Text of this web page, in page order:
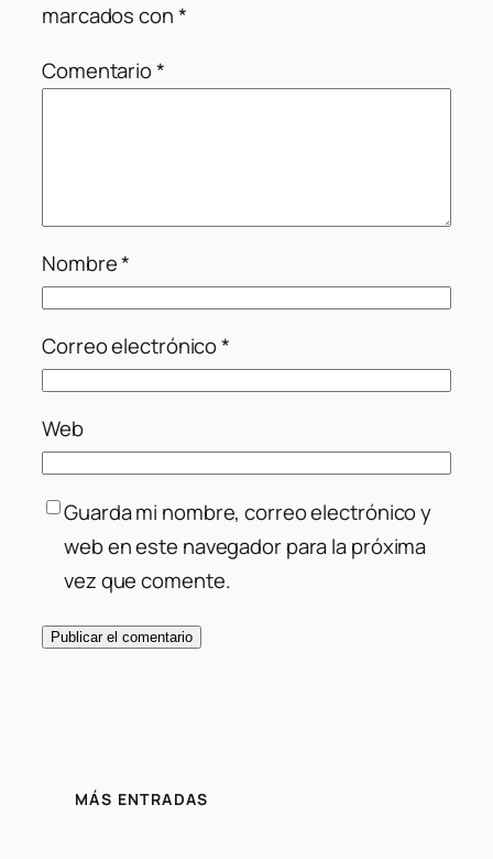
marcados con*
Comentario*
Nombre*
Correo electrónico*
Web
Guarda mi nombre, correo electrónico y
web en este navegador para la próxima
vez que comente.
MÁS ENTRADAS